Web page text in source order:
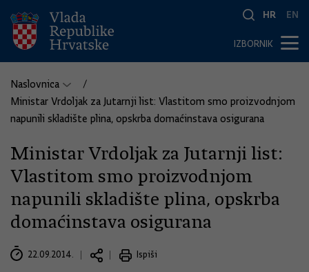
HR EN
IZBORNIK
Naslovnica
Ministar Vrdoljak za Jutarnji list: Vlastitom smo proizvodnjom
napunili skladište plina, opskrba domaćinstava osigurana
Ministar Vrdoljak za Jutarnji list:
Vlastitom smo proizvodnjom
napunili skladište plina, opskrba
domaćinstava osigurana
22.09.2014. Ispiši